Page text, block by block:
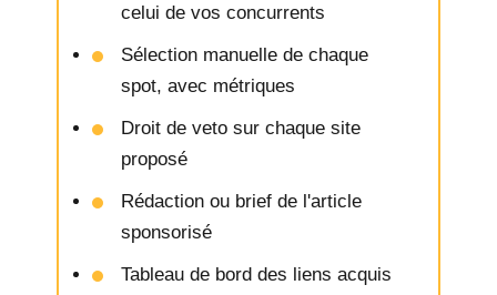
celui de vos concurrents
Sélection manuelle de chaque
spot, avec métriques
Droit de veto sur chaque site
proposé
Rédaction ou brief de l'article
sponsorisé
Tableau de bord des liens acquis